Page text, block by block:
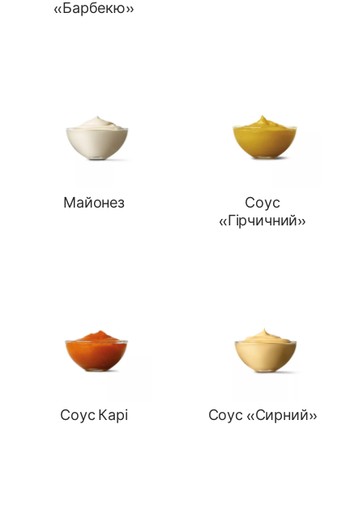
«Барбекю»
Майонез
Соус
«Гірчичний»
Соус Карі Соус «Сирний»